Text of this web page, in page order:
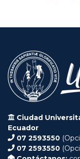
Ciudad
Ecuador
07 2593550
07 2593550